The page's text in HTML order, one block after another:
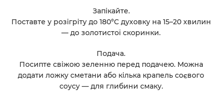
Запікайте.
Поставте у розігріту до 180°C духовку на 15–20 хвилин
— до золотистої скоринки.
Подача.
Посипте свіжою зеленню перед подачею. Можна
додати ложку сметани або кілька крапель соєвого
соусу — для глибини смаку.